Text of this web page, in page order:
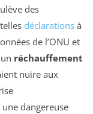
des
déclarations à
de l’ONU et
réchauffement
nuire aux
dangereuse